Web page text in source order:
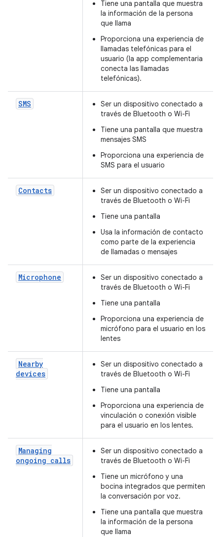
Tiene una pantalla que muestra
la información de la persona
que llama
Proporciona una experiencia de
llamadas telefónicas para el
usuario (la app complementaria
conecta las llamadas
telefónicas).
SMS
Ser un dispositivo conectado a
través de Bluetooth o Wi-Fi
Tiene una pantalla que muestra
mensajes SMS
Proporciona una experiencia de
SMS para el usuario
Contacts
Ser un dispositivo conectado a
través de Bluetooth o Wi-Fi
Tiene una pantalla
Usa la información de contacto
como parte de la experiencia
de llamadas o mensajes
Microphone
Ser un dispositivo conectado a
través de Bluetooth o Wi-Fi
Tiene una pantalla
Proporciona una experiencia de
micrófono para el usuario en los
lentes
Nearby
devices
Ser un dispositivo conectado a
través de Bluetooth o Wi-Fi
Tiene una pantalla
Proporciona una experiencia de
vinculación o conexión visible
para el usuario en los lentes.
Managing
ongoing calls
Ser un dispositivo conectado a
través de Bluetooth o Wi-Fi
Tiene un micrófono y una
bocina integrados que permiten
la conversación por voz.
Tiene una pantalla que muestra
la información de la persona
que llama